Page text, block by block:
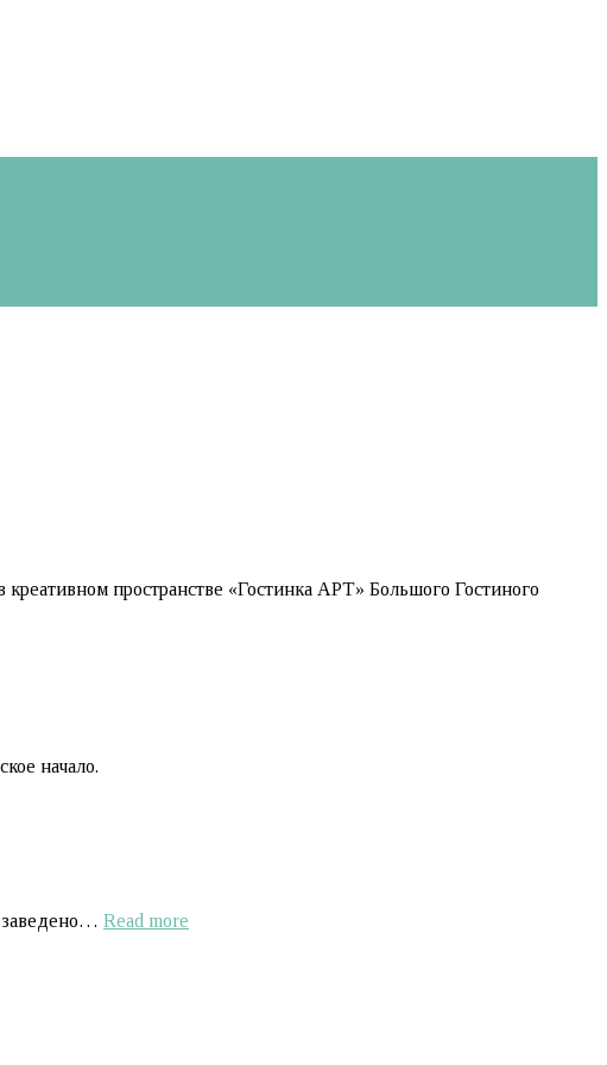
пространстве «Гостинка АРТ» Большого Гостиного
начало.
заведено… Read more